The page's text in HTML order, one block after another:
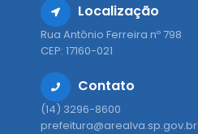
Localização
Rua Antônio Ferreira nº 798
CEP: 17160-021
Contato
(14) 3296-8600
prefeitura@arealva.sp.gov.br